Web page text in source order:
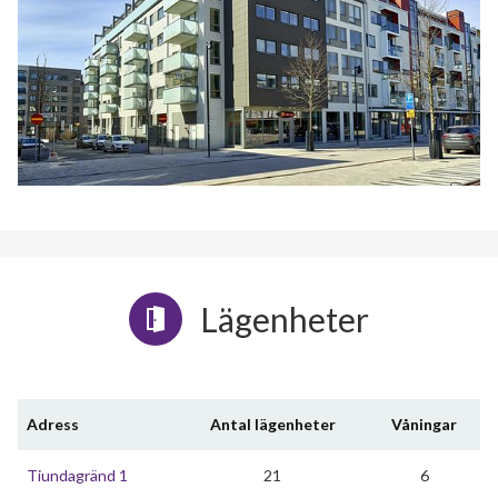
Lägenheter
Adress Antal lägenheter Våningar
Tiundagränd 1 21 6